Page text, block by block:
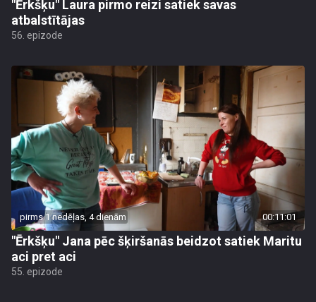
"Ērkšķu" Laura pirmo reizi satiek savas
atbalstītājas
56. epizode
pirms 1 nedēļas, 4 dienām 00:11:01
"Ērkšķu" Jana pēc šķiršanās beidzot satiek Maritu
aci pret aci
55. epizode